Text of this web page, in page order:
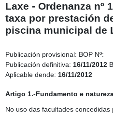
Laxe - Ordenanza nº
taxa por prestación
piscina municipal de
Publicación provisional: BOP Nº:
Publicación definitiva: 16/11/2012
Aplicable dende: 16/11/2012
Artigo 1.-Fundamento e
No uso das facultades